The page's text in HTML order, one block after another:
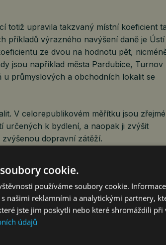
totiž upravila takzvaný místní koeficient
příkladů výrazného navýšení daně je Ústí
ze dvou na hodnotu pět,
jsou například města Pardubice, Turnov
u průmyslových a obchodních lokalit se
V celorepublikovém měřítku jsou zřejmé
určených k bydlení, a naopak ji zvýšit
dopravní zátěží.
přepočteného na obyvatele dosáhly
Dolní Nivy na Sokolovsku či Pavlov
o malé obce, ve kterých je daň z
na svém území rozsáhlé průmyslové
pro tyto typy nemovitostí bývají zpravidla
cookie.
používáme soubory cookie.
našimi reklamními a analytickými partnery,
jste jim poskytli nebo které shromáždili při
údajů